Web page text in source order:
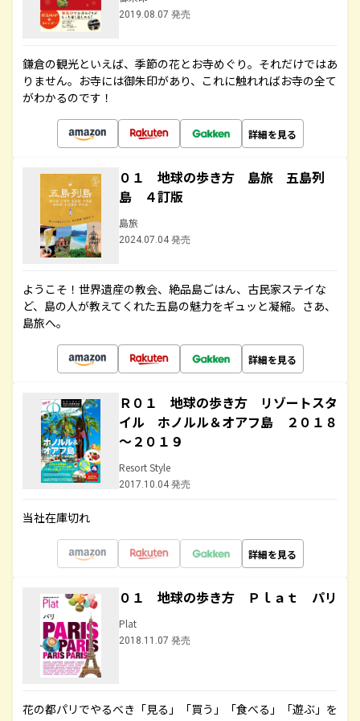
2019.08.07 発売
鎌倉の観光といえば、季節の花とお寺めぐり。それだけではあ
りません。お寺には御朱印があり、これに触れればお寺の全て
がわかるのです！
詳細を見る
０１ 地球の歩き方 島旅 五島列
島 ４訂版
島旅
2024.07.04 発売
ようこそ！世界遺産の教会、絶品島ごはん、古民家ステイな
ど、島の人が教えてくれた五島の魅力をギュッと凝縮。さあ、
島旅へ。
詳細を見る
Ｒ０１ 地球の歩き方 リゾートスタ
イル ホノルル＆オアフ島 ２０１８
～２０１９
Resort Style
2017.10.04 発売
当社在庫切れ
詳細を見る
０１ 地球の歩き方 Ｐｌａｔ パリ
Plat
2018.11.07 発売
花の都パリでやるべき「見る」「買う」「食べる」「遊ぶ」を